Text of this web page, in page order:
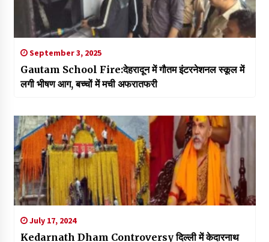
September 3, 2025
Gautam School Fire:देहरादून में गौतम इंटरनेशनल स्कूल में
लगी भीषण आग, बच्चों में मची अफरातफरी
July 17, 2024
Kedarnath Dham Controversy दिल्ली में केदारनाथ